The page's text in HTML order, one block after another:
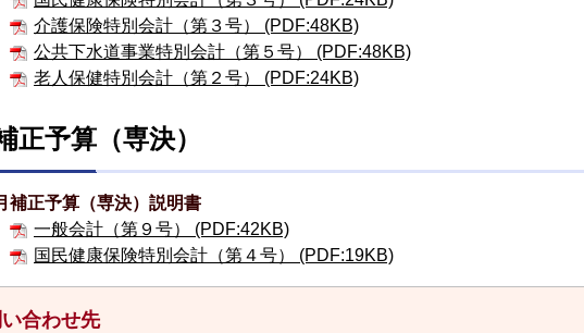
介護保険特別会計（第３号） (PDF:48KB)
公共下水道事業特別会計（第５号） (PDF:48KB)
老人保健特別会計（第２号） (PDF:24KB)
正予算（専決）
補正予算（専決）説明書
一般会計（第９号） (PDF:42KB)
国民健康保険特別会計（第４号） (PDF:19KB)
合わせ先